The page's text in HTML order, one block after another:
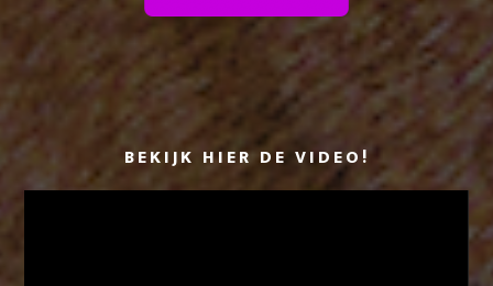
BEKIJK HIER DE VIDEO!